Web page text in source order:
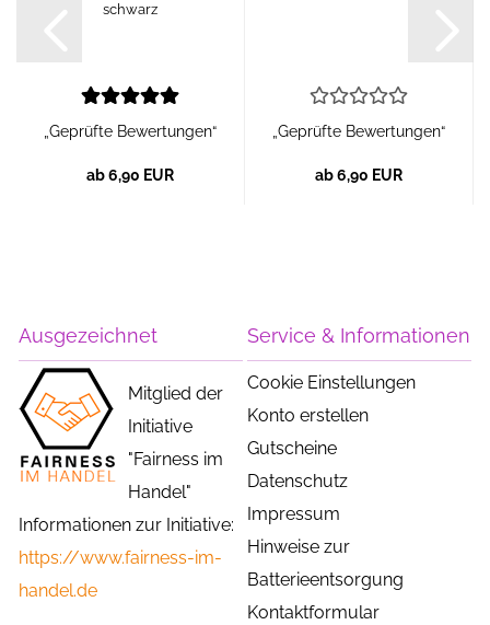
schwarz
„Geprüfte Bewertungen“
ab 6,90 EUR
„Geprüfte Bewertungen“
ab 6,90 EUR
Ausgezeichnet
Mitglied der
Initiative
"Fairness im
Handel"
Informationen zur Initiative:
https://www.fairness-im-
handel.de
Service & Informationen
Cookie Einstellungen
Konto erstellen
Gutscheine
Datenschutz
Impressum
Hinweise zur
Batterieentsorgung
Kontaktformular